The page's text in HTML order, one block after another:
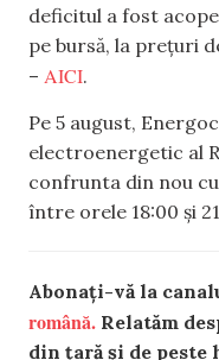
deficitul a fost
pe bursă, la prețuri
– AICI.
Pe 5 august,
electroenergetic al
confrunta din nou
între orele 18:00 și
Abonați-vă la
română. Relatăm
din țară și de peste